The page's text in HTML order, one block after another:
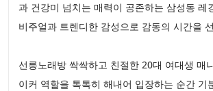
과 건강미 넘치는 매력이 공존하는 삼성동 레
비주얼과 트렌디한 감성으로 감동의 시간을
선릉노래방 싹싹하고 친절한 20대 여대생 매
이커 역할을 톡톡히 해내어 입장하는 순간 기